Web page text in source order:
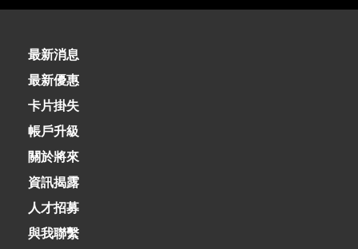
02-8979-6600
最新消息
最新優惠
卡片掛失
帳戶升級
關於將來
資訊揭露
人才招募
與我聯繫